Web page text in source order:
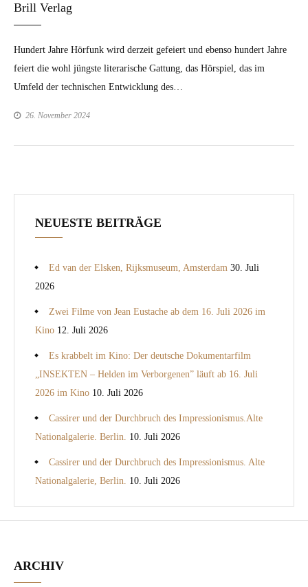
Brill Verlag
Hun­dert Jahre Hör­funk wird derzeit gefeiert und eben­so hun­dert Jahre
feiert die wohl jüng­ste lit­er­arische Gat­tung, das Hör­spiel, das im
Umfeld der tech­nis­chen Entwick­lung des…
26. November 2024
NEUESTE BEITRÄGE
Ed van der Elsken, Rijksmuseum, Amsterdam 30. Juli
2026
Zwei Filme von Jean Eustache ab dem 16. Juli 2026 im
Kino 12. Juli 2026
Es krabbelt im Kino: Der deutsche Dokumentarfilm
„INSEKTEN – Helden im Verborgenen” läuft ab 16. Juli
2026 im Kino 10. Juli 2026
Cassirer und der Durchbruch des Impressionismus.Alte
Nationalgalerie. Berlin. 10. Juli 2026
Cassirer und der Durchbruch des Impressionismus. Alte
Nationalgalerie, Berlin. 10. Juli 2026
ARCHIV